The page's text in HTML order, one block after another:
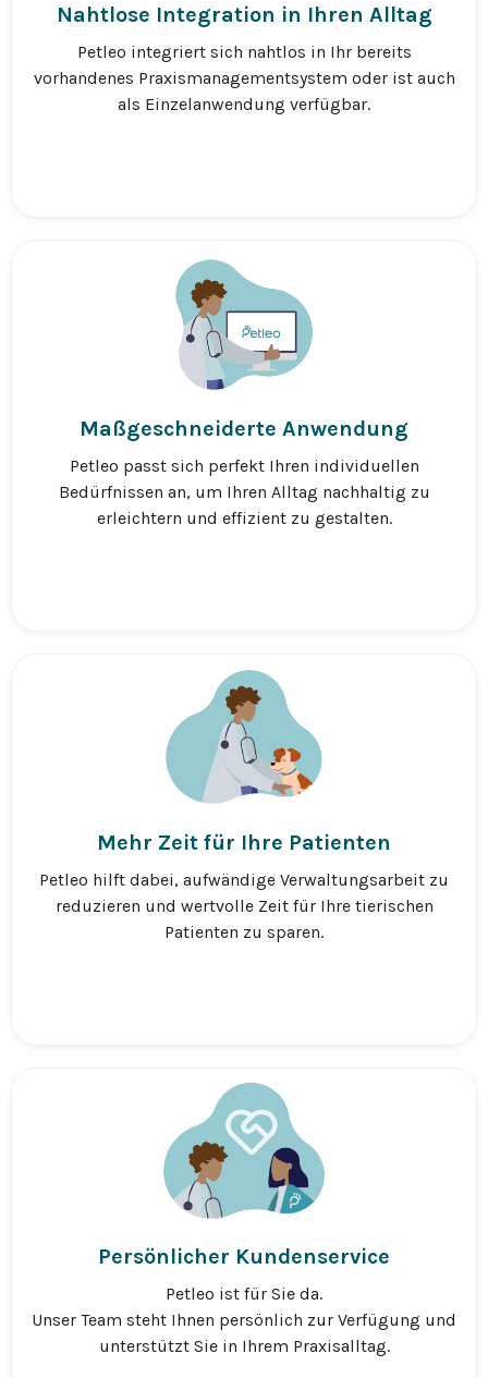
Nahtlose Integration in Ihren Alltag
Petleo integriert sich nahtlos in Ihr bereits
vorhandenes Praxismanagementsystem oder ist auch
als Einzelanwendung verfügbar.
Maßgeschneiderte Anwendung
Petleo passt sich perfekt Ihren individuellen
Bedürfnissen an, um Ihren Alltag nachhaltig zu
erleichtern und effizient zu gestalten.
Mehr Zeit für Ihre Patienten
Petleo hilft dabei, aufwändige Verwaltungsarbeit zu
reduzieren und wertvolle Zeit für Ihre tierischen
Patienten zu sparen.
Persönlicher Kundenservice
Petleo ist für Sie da.
Unser Team steht Ihnen persönlich zur Verfügung und
unterstützt Sie in Ihrem Praxisalltag.